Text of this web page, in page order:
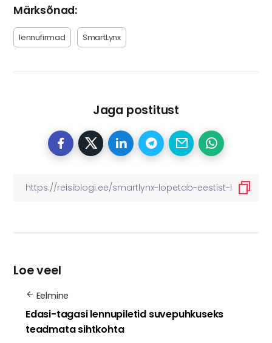
Märksõnad:
lennufirmad SmartLynx
Jaga postitust
Loe veel
Eelmine
Edasi-tagasi lennupiletid suvepuhkuseks
teadmata sihtkohta